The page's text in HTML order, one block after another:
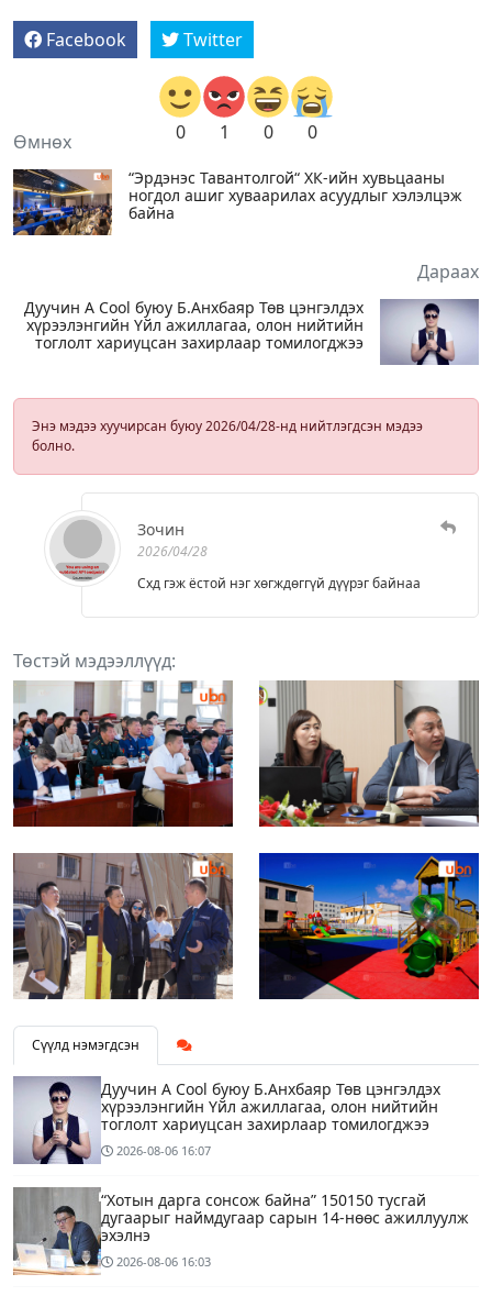
Facebook Twitter
0 1 0 0
Өмнөх
“Эрдэнэс Тавантолгой“ ХК-ийн хувьцааны
ногдол ашиг хуваарилах асуудлыг хэлэлцэж
байна
Дараах
Дуучин A Cool буюу Б.Анхбаяр Төв цэнгэлдэх
хүрээлэнгийн Үйл ажиллагаа, олон нийтийн
тоглолт хариуцсан захирлаар томилогджээ
Энэ мэдээ хуучирсан буюу 2026/04/28-нд нийтлэгдсэн мэдээ
болно.
Зочин
2026/04/28
Схд гэж ёстой нэг хөгждөггүй дүүрэг байнаа
Төстэй мэдээллүүд:
Сүүлд нэмэгдсэн
Дуучин A Cool буюу Б.Анхбаяр Төв цэнгэлдэх
хүрээлэнгийн Үйл ажиллагаа, олон нийтийн
тоглолт хариуцсан захирлаар томилогджээ
2026-08-06 16:07
“Хотын дарга сонсож байна” 150150 тусгай
дугаарыг наймдугаар сарын 14-нөөс ажиллуулж
эхэлнэ
2026-08-06 16:03